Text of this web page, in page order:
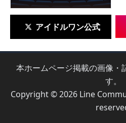
アイドルワン公式
本ホームページ掲載の画像・
す。
Copyright © 2026 Line